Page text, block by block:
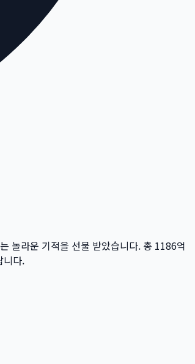
놀라운 기적을 선물 받았습니다. 총 1186억
니다.